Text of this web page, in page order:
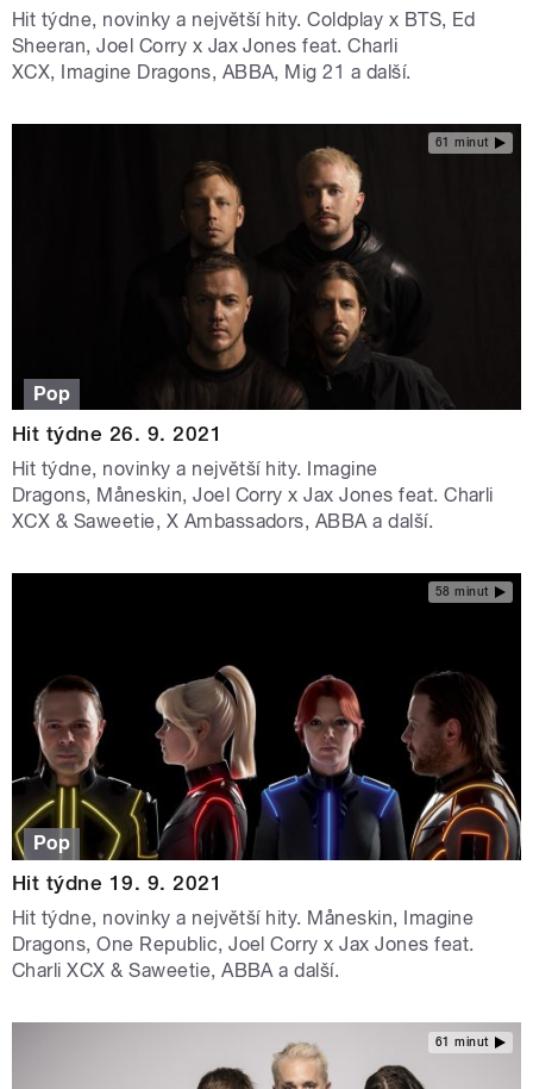
Hit týdne, novinky a největší hity. Coldplay x BTS, Ed
Sheeran, Joel Corry x Jax Jones feat. Charli
XCX, Imagine Dragons, ABBA, Mig 21 a další.
61 minut
Pop
Hit týdne 26. 9. 2021
Hit týdne, novinky a největší hity. Imagine
Dragons, Måneskin, Joel Corry x Jax Jones feat. Charli
XCX & Saweetie, X Ambassadors, ABBA a další.
58 minut
Pop
Hit týdne 19. 9. 2021
Hit týdne, novinky a největší hity. Måneskin, Imagine
Dragons, One Republic, Joel Corry x Jax Jones feat.
Charli XCX & Saweetie, ABBA a další.
61 minut